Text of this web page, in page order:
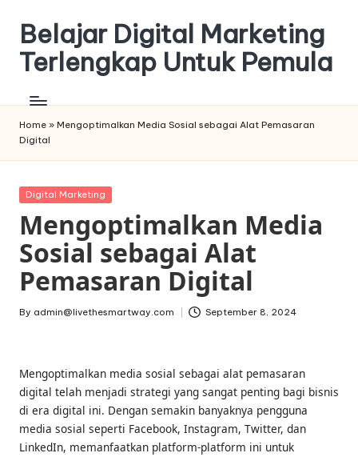
content
Belajar Digital Marketing
Terlengkap Untuk Pemula
Home » Mengoptimalkan Media Sosial sebagai Alat Pemasaran
Digital
Posted
Digital Marketing
Mengoptimalkan Media
Sosial sebagai Alat
Pemasaran Digital
Posted
By admin@livethesmartway.com September 8, 2024
Mengoptimalkan media sosial sebagai alat pemasaran
digital telah menjadi strategi yang sangat penting bagi bisnis
di era digital ini. Dengan semakin banyaknya pengguna
media sosial seperti Facebook, Instagram, Twitter, dan
LinkedIn, memanfaatkan platform-platform ini untuk